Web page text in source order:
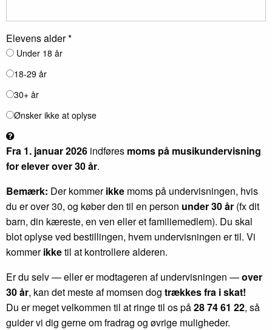
Elevens alder *
Under 18 år
18-29 år
30+ år
Ønsker ikke at oplyse
Fra 1. januar 2026 indføres moms på musikundervisning
for elever over 30 år.
Bemærk: Der kommerikke moms på undervisningen, hvis
du er over 30, og køber den til en person under 30 år (fx dit
barn, din kæreste, en ven eller et familiemedlem). Du skal
blot oplyse ved bestillingen, hvem undervisningen er til. Vi
kommerikketil at kontrollere alderen.
Er du selv — eller er modtageren af undervisningen —over
30 år, kan det meste af momsen dog trækkes fra i skat!
Du er meget velkommen til at ringe til os på28 74 61 22, så
guider vi dig gerne om fradrag og øvrige muligheder.